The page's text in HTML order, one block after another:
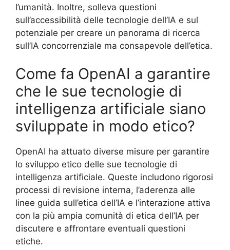
l’umanità. Inoltre, solleva questioni
sull’accessibilità delle tecnologie dell’IA e sul
potenziale per creare un panorama di ricerca
sull’IA concorrenziale ma consapevole dell’etica.
Come fa OpenAI a garantire
che le sue tecnologie di
intelligenza artificiale siano
sviluppate in modo etico?
OpenAI ha attuato diverse misure per garantire
lo sviluppo etico delle sue tecnologie di
intelligenza artificiale. Queste includono rigorosi
processi di revisione interna, l’aderenza alle
linee guida sull’etica dell’IA e l’interazione attiva
con la più ampia comunità di etica dell’IA per
discutere e affrontare eventuali questioni
etiche.